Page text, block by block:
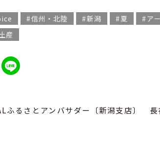
信州・北陸 新潟 夏 ア
産
ふるさとアンバサダー〔新潟支店〕 長